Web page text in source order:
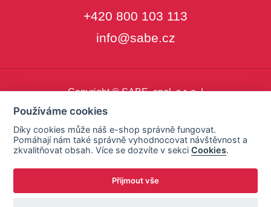
+420 800 103 113
info@sabe.cz
Copyright © SABE, spol. s r. o. |
Používáme cookies
Díky cookies může náš e-shop správně fungovat.
Pomáhají nám také správně vyhodnocovat návštěvnost a
zkvalitňovat obsah. Více se dozvíte v sekciCookies.
Přijmout vše